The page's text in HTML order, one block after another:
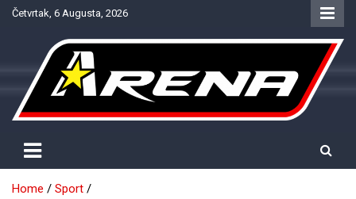
SkipČetvrtak, 6 Augusta, 2026
NTV Arena
Home
Sport